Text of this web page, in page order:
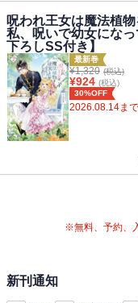
いにハラハラ・ドキドキ
呪われ王女は魔法植
私、呪いで幼女にな
下ろしSS付き】
最新巻
¥1,320 (税込)
¥924 (税込)
30%OFF
2026.08.14まで
※無料、予約、
新刊通知